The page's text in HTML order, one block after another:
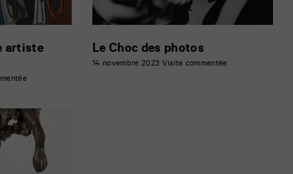
artiste
Le Choc des photos
14 novembre 2023 Visite commentée